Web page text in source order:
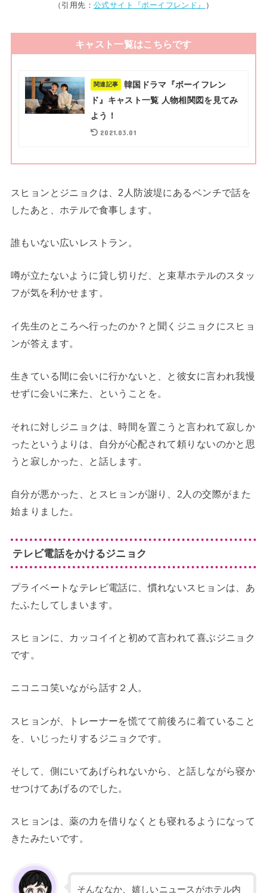
（引用先： 公式サイト『ボーイフレンド』 ）
キャスト一覧はこちらです
関連記事
韓国ドラマ『ボーイフレン
ド』キャスト一覧 人物相関図を見てみ
よう！
2021.03.01
スヒョンとジニョクは、2人防波堤にあるベンチで話を
したあと、ホテルで食事します。
誰もいない広いレストラン。
噂が立たないように貸し切りだ、と束草ホテルのスタッ
フが気を利かせます。
イ先生のところへ行ったのか？と聞くジニョクにスヒョ
ンが答えます。
生きている間に会いに行かないと、と彼女に言われ我慢
せずに会いに来た、ということを。
それに対しジニョクは、時間を置こうと言われて寂しか
ったというよりは、自分が心配されて頼りないのかと思
うと寂しかった、と話します。
自分が悪かった、とスヒョンが謝り、2人の交際がまた
始まりました。
テレビ電話をかけるジニョク
プライベートなテレビ電話に、慣れないスヒョンは、あ
たふたしてしまいます。
スヒョンに、カッコイイと初めて言われて喜ぶジニョク
です。
ニコニコ笑いながら話す２人。
スヒョンが、トレーナーを慌てて前後ろに着ていること
を、いじったりするジニョクです。
そして、側にいてあげられないから、と話しながら寝か
せつけてあげるのでした。
スヒョンは、薬の力を借りなくとも寝れるようになって
きたみたいです。
そんななか、嬉しいニュースがホテル内